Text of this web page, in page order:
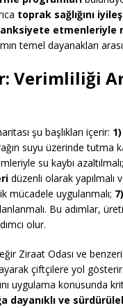
toprak sağlığını
etmenleriyle
temel dayanakları
Verimliliği
şu başlıkları içerir:
suyu üzerinde tutma
su kaybı azaltılmalı;
düzenli olarak yapılmalı
mücadele uygulanmalı;
Bu adımlar,
olur.
Ziraat Odası ve
çiftçilere yol
uygulama konusunda
dayanıklı ve